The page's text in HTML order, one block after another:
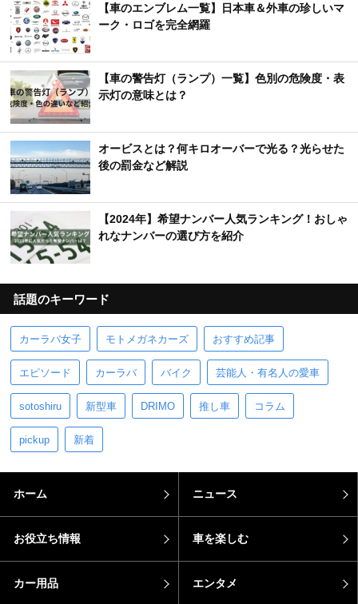
【車のエンブレム一覧】日本車＆外車の珍しいマ
ーク・ロゴを完全網羅
【車の警告灯（ランプ）一覧】色別の危険度・表
示灯の意味とは？
オービスとは？何キロオーバーで光る？光らせた
後の罰金など解説
【2024年】希望ナンバー人気ランキング！おしゃ
れなナンバーの選び方を紹介
話題のキーワード
カーラバ女子 モトメガネカーズ おすすめ記事
エピソード カーラバ バイク 芸能人・有名人の愛車
sotoshiru 新型車 DRIMO 推し車 コラム
pickup 新着
ホーム ニュース
お役立ち情報 車を楽しむ
カー用品 エンタメ